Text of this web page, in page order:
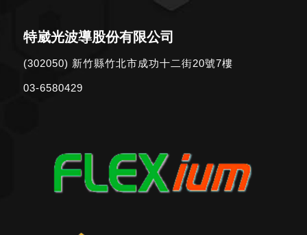
特崴光波導股份有限公司
(302050) 新竹縣竹北市成功十二街20號7樓
03-6580429